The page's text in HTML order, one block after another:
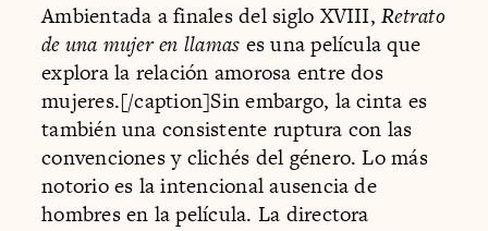
Ambientada a finales del siglo XVIII,Retrato
de una mujer en llamas es una película que
explora la relación amorosa entre dos
mujeres.[/caption]Sin embargo, la cinta es
también una consistente ruptura con las
convenciones y clichés del género. Lo más
notorio es la intencional ausencia de
hombres en la película. La directora